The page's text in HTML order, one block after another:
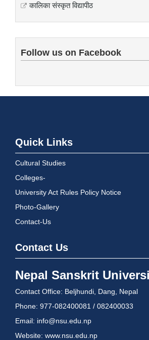
कालिका संस्कृत विद्यापीठ
Follow us on Facebook
Quick Links
Cultural Studies
Colleges-
University Act Rules Policy Notice
Photo-Gallery
Contact-Us
Contact Us
Nepal Sanskrit
Contact Office: Beljhundi, Dang, Nepal
Phone: 977-082400081 / 082400033
Email: info@nsu.edu.np
Website: www.nsu.edu.np